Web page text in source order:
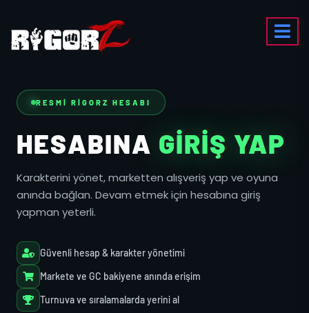
RESMI RIGORZ HESABI
HESABINA GIRIŞ YAP
Karakterini yönet, marketten alışveriş yap ve oyuna
anında bağlan. Devam etmek için hesabına giriş
yapman yeterli.
Güvenli hesap & karakter yönetimi
Markete ve GC bakiyene anında erişim
Turnuva ve sıralamalarda yerini al